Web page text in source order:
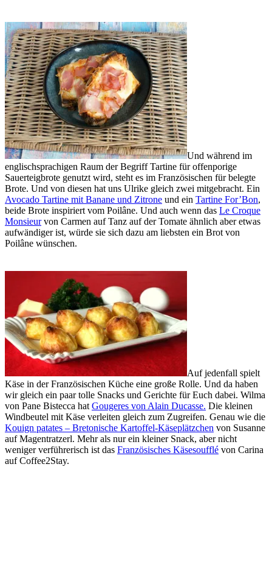
Und während im
englischsprachigen Raum der Begriff Tartine für offenporige
Sauerteigbrote genutzt wird, steht es im Französischen für belegte
Brote. Und von diesen hat uns Ulrike gleich zwei mitgebracht. Ein
Avocado Tartine mit Banane und Zitrone und ein Tartine For’Bon,
beide Brote inspiriert vom Poilâne. Und auch wenn das Le Croque
Monsieurvon Carmen auf Tanz auf der Tomate ähnlich aber etwas
aufwändiger ist, würde sie sich dazu am liebsten ein Brot von
Poilâne wünschen.
Auf jedenfall spielt
Käse in der Französischen Küche eine große Rolle. Und da haben
wir gleich ein paar tolle Snacks und Gerichte für Euch dabei. Wilma
von Pane Bistecca hat Gougeres von Alain Ducasse. Die kleinen
Windbeutel mit Käse verleiten gleich zum Zugreifen. Genau wie die
Kouign patates – Bretonische Kartoffel-Käseplätzchen von Susanne
auf Magentratzerl. Mehr als nur ein kleiner Snack, aber nicht
weniger verführerisch ist das Französisches Käsesoufflé von Carina
auf Coffee2Stay.